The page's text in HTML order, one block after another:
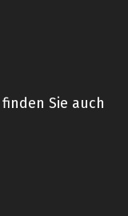
Sie auch